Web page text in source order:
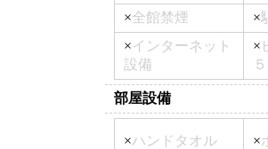
×全館禁煙 ×
×インターネット
設備
×
部屋設備
×ハンドタオル ×